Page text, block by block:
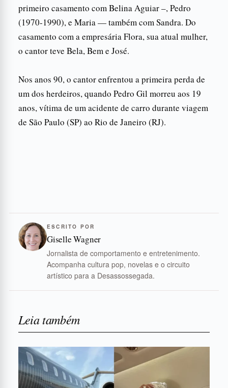
primeiro casamento com Belina Aguiar –, Pedro
(1970-1990), e Maria — também com Sandra. Do
casamento com a empresária Flora, sua atual mulher,
o cantor teve Bela, Bem e José.
Nos anos 90, o cantor enfrentou a primeira perda de
um dos herdeiros, quando Pedro Gil morreu aos 19
anos, vítima de um acidente de carro durante viagem
de São Paulo (SP) ao Rio de Janeiro (RJ).
ESCRITO POR
Giselle Wagner
Jornalista de comportamento e entretenimento.
Acompanha cultura pop, novelas e o circuito
artístico para a Desassossegada.
Leia também